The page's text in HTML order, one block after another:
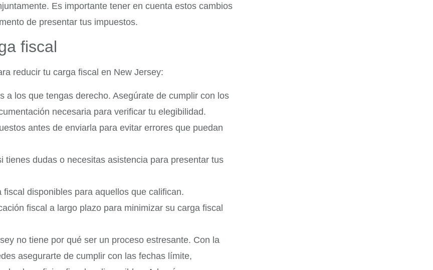
Es importante tener en cuenta estos cambios
de presentar tus impuestos.
fiscal
reducir tu carga fiscal en New Jersey:
a los que tengas derecho. Asegúrate de cumplir con los
necesaria para verificar tu elegibilidad.
antes de enviarla para evitar errores que puedan
dudas o necesitas asistencia para presentar tus
disponibles para aquellos que califican.
fiscal a largo plazo para minimizar su carga fiscal
no tiene por qué ser un proceso estresante. Con la
asegurarte de cumplir con las fechas límite,